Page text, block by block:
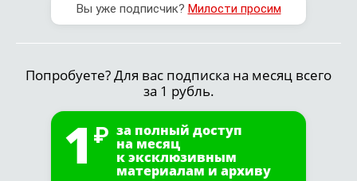
Вы уже подписчик? Милости просим
Попробуете? Для вас подписка на месяц всего
за 1 рубль.
1 за полный доступ
на месяц
к эксклюзивным
материалам и архиву